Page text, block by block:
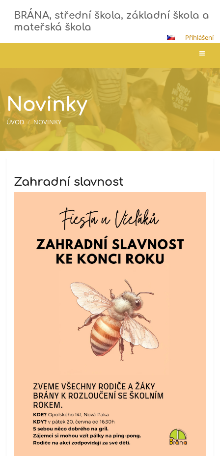
BRÁNA, střední škola, základní škola a
mateřská škola
Přihlášení
Novinky
ÚVOD / NOVINKY
Zahradní slavnost